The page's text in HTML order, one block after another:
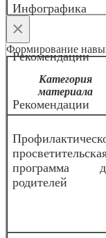
Инфографика
Рекомендации
Рекомендации
×
Формирование
Категория
материала
программа
родителей